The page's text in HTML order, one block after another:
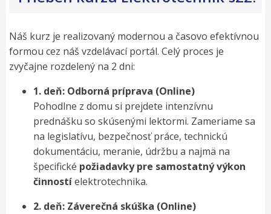
Náš kurz je realizovaný modernou a časovo efektívnou
formou cez náš vzdelávací portál. Celý proces je
zvyčajne rozdelený na 2 dni:
1. deň: Odborná príprava (Online)
Pohodlne z domu si prejdete intenzívnu
prednášku so skúsenými lektormi. Zameriame sa
na legislatívu, bezpečnosť práce, technickú
dokumentáciu, meranie, údržbu a najmä na
špecifické požiadavky pre samostatný výkon
činnostíelektrotechnika.
2. deň: Záverečná skúška (Online)